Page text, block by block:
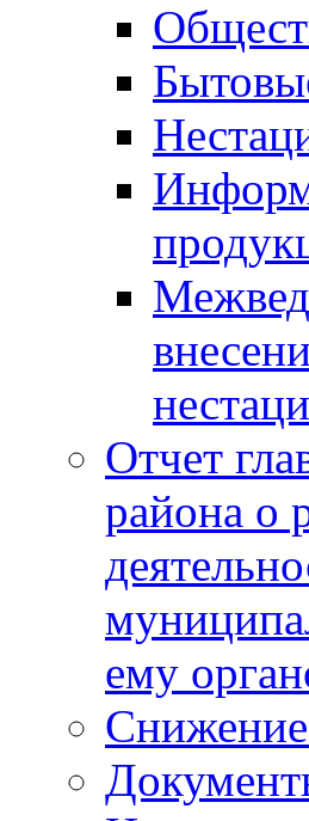
Отчет
района о
ему